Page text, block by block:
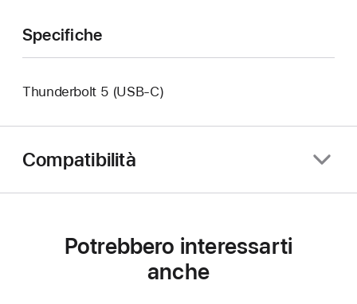
Specifiche
Thunderbolt 5 (USB‑C)
Compatibilità
Potrebbero interessarti
anche